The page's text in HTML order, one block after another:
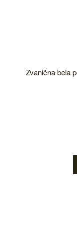
Zvanična bela